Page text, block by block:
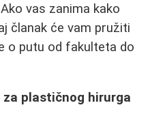
vas zanima kako
članak će vam pružiti
o putu od fakulteta do
za plastičnog hirurga